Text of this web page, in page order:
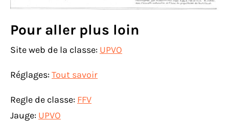
Pour aller plus loin
Site web de la classe: UPVO
Réglages: Tout savoir
Regle de classe: FFV
Jauge: UPVO